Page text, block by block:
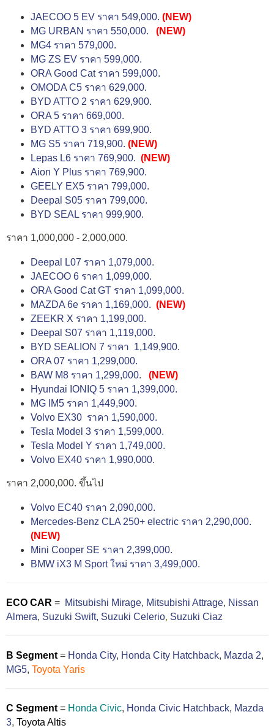
JAECOO 5 EV ราคา 549,000. (NEW)
MG URBAN ราคา 550,000.
(NEW)
MG4 ราคา 579,000.
MG ZS EV ราคา 599,000.
ORA Good Cat ราคา 599,000.
OMODA C5 ราคา 629,000.
BYD ATTO 2 ราคา 629,900.
ORA 5 ราคา 669,000.
BYD ATTO 3 ราคา 699,900.
MG S5 ราคา 719,900. (NEW)
Lepas L6 ราคา 769,900. (NEW)
Aion Y Plus ราคา 769,900.
GEELY EX5 ราคา 799,000.
Deepal S05 ราคา 799,000.
BYD SEAL ราคา 999,900.
ราคา 1,000,000 - 2,000,000.
Deepal L07 ราคา 1,079,000.
JAECOO 6 ราคา 1,099,000.
ORA Good Cat GT ราคา 1,099,000.
MAZDA 6e ราคา 1,169,000. (NEW)
ZEEKR X ราคา 1,199,000.
Deepal S07 ราคา 1,119,000.
BYD SEALION 7 ราคา 1,149,900.
ORA 07 ราคา 1,299,000.
BAW M8 ราคา 1,299,000.
(NEW)
Hyundai IONIQ 5 ราคา 1,399,000.
MG IM5 ราคา 1,449,900.
Volvo EX30 ราคา 1,590,000.
Tesla Model 3 ราคา 1,599,000.
Tesla Model Y ราคา 1,749,000.
Volvo EX40 ราคา 1,990,000.
ราคา 2,000,000. ขึ้นไป
Volvo EC40 ราคา 2,090,000.
Mercedes-Benz CLA 250+ electric ราคา 2,290,000.
(NEW)
Mini Cooper SE ราคา 2,399,000.
BMW iX3 M Sport ใหม่ ราคา 3,499,000.
ECO CAR = Mitsubishi Mirage, Mitsubishi Attrage, Nissan
Almera, Suzuki Swift, Suzuki Celerio, Suzuki Ciaz
B Segment = Honda City, Honda City Hatchback, Mazda 2,
MG5, Toyota Yaris
C Segment = Honda Civic, Honda Civic Hatchback, Mazda
3, Toyota Altis